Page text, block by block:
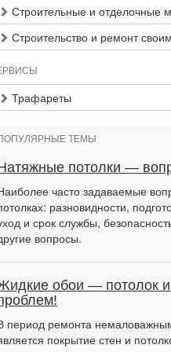
Строительные и отделочные
Строительство и ремонт
Трафареты
ТЕМЫ
потолки —
часто задаваемые
разновидности,
и срок службы,
вопросы.
обои — потолок и
период ремонта
покрытие стен и